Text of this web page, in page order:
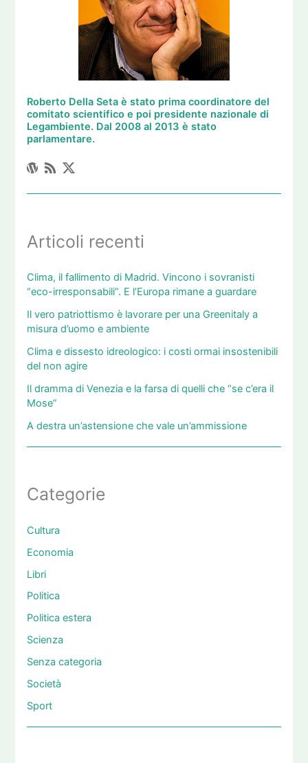
Roberto Della Seta è stato prima coordinatore del
comitato scientifico e poi presidente nazionale di
Legambiente. Dal 2008 al 2013 è stato
parlamentare.
Articoli recenti
Clima, il fallimento di Madrid. Vincono i sovranisti
“eco-irresponsabili”. E l’Europa rimane a guardare
Il vero patriottismo è lavorare per una Greenitaly a
misura d’uomo e ambiente
Clima e dissesto idreologico: i costi ormai insostenibili
del non agire
Il dramma di Venezia e la farsa di quelli che “se c’era il
Mose”
A destra un’astensione che vale un’ammissione
Categorie
Cultura
Economia
Libri
Politica
Politica estera
Scienza
Senza categoria
Società
Sport